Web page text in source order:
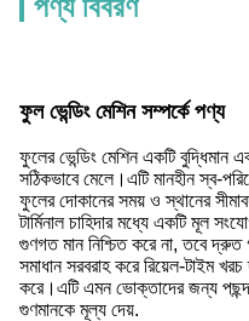
পণ্য বিবরণ
ফুল ভেন্ডিং মেশিন সম্পর্কে পণ্য
ফুলের ভেন্ডিং মেশিন একটি বুদ্ধিমান
সঠিকভাবে মেলে।এটি মানহীন স্ব-
ফুলের দোকানের সময় ও স্থানের
টার্মিনাল চাহিদার মধ্যে একটি মূল
গুণগত মান নিশ্চিত করে না, তবে
সমাধান সরবরাহ করে রিয়েল-টাইম
করে।এটি এমন ভোক্তাদের জন্য
গুণমানকে মূল্য দেয়.